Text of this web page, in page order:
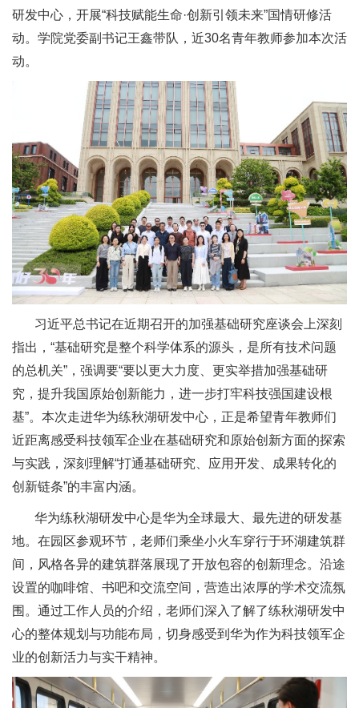
研发中心，开展“科技赋能生命·创新引领未来”国情研修活
动。学院党委副书记王鑫带队，近30名青年教师参加本次活
动。
习近平总书记在近期召开的加强基础研究座谈会上深刻
指出，“基础研究是整个科学体系的源头，是所有技术问题
的总机关”，强调要“要以更大力度、更实举措加强基础研
究，提升我国原始创新能力，进一步打牢科技强国建设根
基”。本次走进华为练秋湖研发中心，正是希望青年教师们
近距离感受科技领军企业在基础研究和原始创新方面的探索
与实践，深刻理解“打通基础研究、应用开发、成果转化的
创新链条”的丰富内涵。
华为练秋湖研发中心是华为全球最大、最先进的研发基
地。在园区参观环节，老师们乘坐小火车穿行于环湖建筑群
间，风格各异的建筑群落展现了开放包容的创新理念。沿途
设置的咖啡馆、书吧和交流空间，营造出浓厚的学术交流氛
围。通过工作人员的介绍，老师们深入了解了练秋湖研发中
心的整体规划与功能布局，切身感受到华为作为科技领军企
业的创新活力与实干精神。